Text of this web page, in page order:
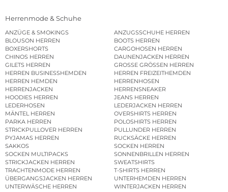
Herrenmode & Schuhe
ANZÜGE & SMOKINGS
ANZUGSSCHUHE HERREN
BLOUSON HERREN
BOOTS HERREN
BOXERSHORTS
CARGOHOSEN HERREN
CHINOS HERREN
DAUNENJACKEN HERREN
GILETS HERREN
GROSSE GRÖSSEN HERREN
HERREN BUSINESSHEMDEN
HERREN FREIZEITHEMDEN
HERREN HEMDEN
HERRENHOSEN
HERRENJACKEN
HERRENSNEAKER
HOODIES HERREN
JEANS HERREN
LEDERHOSEN
LEDERJACKEN HERREN
MÄNTEL HERREN
OVERSHIRTS HERREN
PARKA HERREN
POLOSHIRTS HERREN
STRICKPULLOVER HERREN
PULLUNDER HERREN
PYJAMAS HERREN
RUCKSÄCKE HERREN
SAKKOS
SOCKEN HERREN
SOCKEN MULTIPACKS
SONNENBRILLEN HERREN
STRICKJACKEN HERREN
SWEATSHIRTS
TRACHTENMODE HERREN
T-SHIRTS HERREN
ÜBERGANGSJACKEN HERREN
UNTERHEMDEN HERREN
UNTERWÄSCHE HERREN
WINTERJACKEN HERREN